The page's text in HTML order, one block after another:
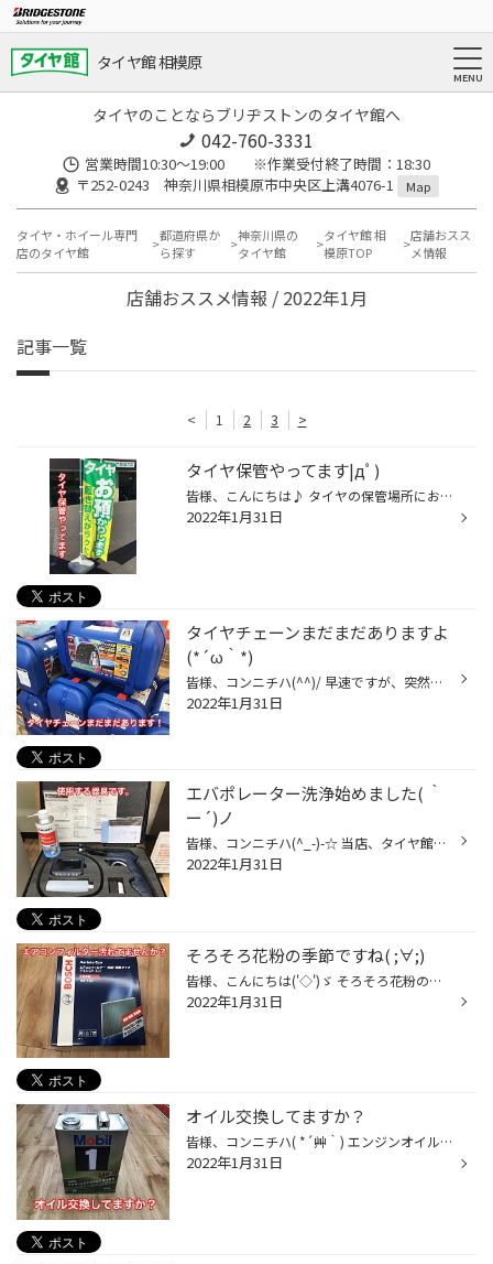
タイヤ館 相模原
タイヤのことならブリヂストンのタイヤ館へ
042-760-3331
営業時間10:30～19:00 ※作業受付終了時間：18:30
〒252-0243 神奈川県相模原市中央区上溝4076-1
Map
タイヤ・ホイール専門
店のタイヤ館
都道府県か
ら探す
神奈川県の
タイヤ館
タイヤ館 相
模原TOP
店舗おスス
メ情報
店舗おススメ情報 / 2022年1月
記事一覧
< 1 2 3 >
タイヤ保管やってます|дﾟ)
皆様、こんにちは♪ タイヤの保管場所にお困りではないですか？ 保管場所がないから、スタッドレスタイヤの購入をためらっている方や、 家がアパートやマンションの方も、タイヤの上げ下ろしも大変だったりしますよね？ そんな方に朗報です。 当店、タイヤ館相模原店では、タイヤ保管サービスをおこ...
2022年1月31日
タイヤチェーンまだまだありますよ
(*´ω｀*)
皆様、コンニチハ(^^)/ 早速ですが、突然の出張等で降雪地区へ行かなければ・・・しかし夏タイヤだ・・・ なんて事もありますよね？ 通常は降雪地区へ行く事がない為、スタッドレスタイヤは勿体ない・・・ そんな時にはタイヤチェーンも一つの手です。 お急ぎの方はお気軽にお問い合わせを(^_-)-☆
2022年1月31日
エバポレーター洗浄始めました( ｀
ー´)ノ
皆様、コンニチハ(^_-)-☆ 当店、タイヤ館相模原店では、エアコンのエバポレーター洗浄を始めました！！ エバポレーターとは、カーエアコンの熱交換器の事です。 長年お車を使用していると、この熱交換器も汚れが付着し、匂いの元になってしまうんです。 ですので、エアコンフィルターを交換したのに...
2022年1月31日
そろそろ花粉の季節ですね( ;∀;)
皆様、こんにちは('◇')ゞ そろそろ花粉の季節がやってきますね？ そんな中、エアコンフィルターは汚れていませんか？ エアコンフィルターが汚れていると、花粉の除去ができなかったり、 汚れで匂いが発生してしまったり・・・。 これからの花粉の時期にしっかり準備しておきましょう！ まずは、無料...
2022年1月31日
オイル交換してますか？
皆様、コンニチハ( *´艸｀) エンジンオイルの交換はしていますか？ 距離をあまり乗らない方も定期的に交換した方が良いんですよ？ 交換しないと、燃費の悪化・焼き付きによるエンジン修理等、 結果、高くついてしまうなんて事も・・・。 当店、タイヤ館相模原店では、お得にエンジンオイル交換がで...
2022年1月31日